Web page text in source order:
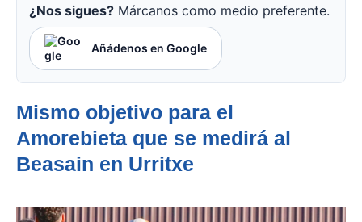
¿Nos sigues? Márcanos como medio preferente.
Añádenos en Google
Mismo objetivo para el
Amorebieta que se medirá al
Beasain en Urritxe